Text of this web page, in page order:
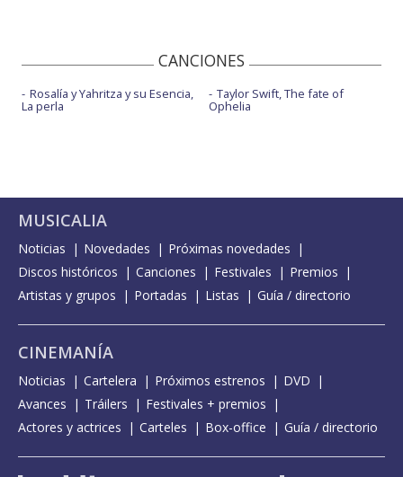
CANCIONES
Rosalía y Yahritza y su Esencia,
La perla
Taylor Swift, The fate of
Ophelia
MUSICALIA
Noticias Novedades
Próximas novedades
Discos históricos
Canciones Festivales
Premios
Artistas y grupos
Portadas Listas Guía / directorio
CINEMANÍA
Noticias Cartelera Próximos estrenos
DVD
Avances
Tráilers
Festivales + premios
Actores y actrices
Carteles Box-office Guía / directorio